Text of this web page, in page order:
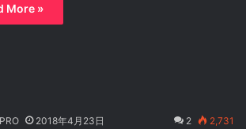
More »
2018年4月23日 2 2,731